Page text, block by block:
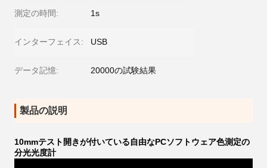
測定の時間: 1s
インターフェイス: USB
データ記憶: 20000の試験結果
製品の説明
10mmテスト開きが付いている自由なPCソフトウェア色測定の
分光光度計